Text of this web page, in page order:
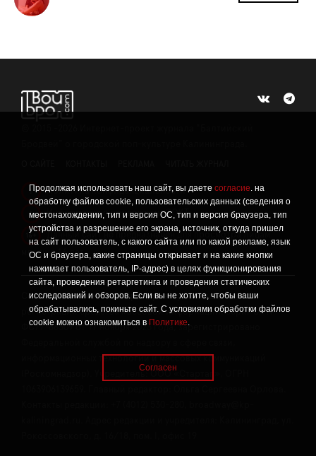
Продолжая использовать наш сайт, вы даете согласие. на
обработку файлов cookie, пользовательских данных (сведения о
местонахождении, тип и версия ОС, тип и версия браузера, тип
устройства и разрешение его экрана, источник, откуда пришел
на сайт пользователь, с какого сайта или по какой рекламе, язык
ОС и браузера, какие страницы открывает и на какие кнопки
нажимает пользователь, IP-адрес) в целях функционирования
сайта, проведения ретаргетинга и проведения статических
исследований и обзоров. Если вы не хотите, чтобы ваши
обрабатывались, покиньте сайт. С условиями обработки файлов
cookie можно ознакомиться в Политике.
Согласен
! Политика конфиденциальности
! Информация о проведении СОУТ
Данный сайт не предназначен для просмотра лицам
младше 16 лет.
Сетевое издание «Твой Бро», реестровая запись о
регистрации средства массовой информации: серия Эл №
ФС77-86309 от 17 ноября 2023 года, зарегистрировано